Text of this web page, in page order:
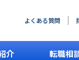
よくある質問
介 転職相